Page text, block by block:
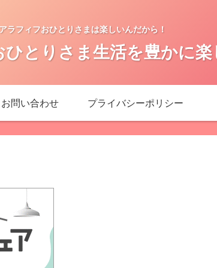
アラフィフおひとりさまは楽しいんだから！
ひとりさま生活を豊かに
お問い合わせ プライバシーポリシー